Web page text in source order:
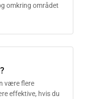
omkring området
være flere
effektive, hvis du